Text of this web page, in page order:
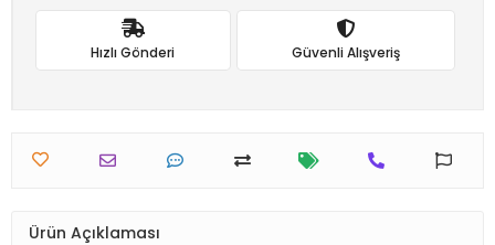
Hızlı Gönderi Güvenli Alışveriş
Ürün Açıklaması